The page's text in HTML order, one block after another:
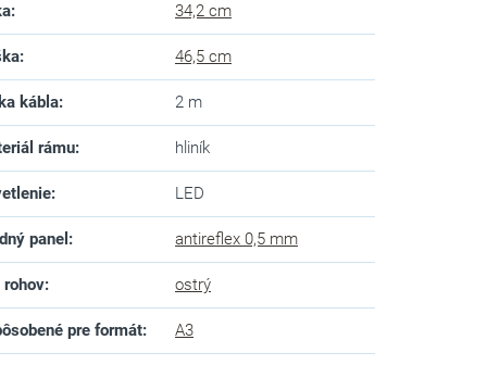
: 34,2 cm
: 46,5 cm
kábla: 2 m
rámu: hliník
: LED
panel : antireflex 0,5 mm
rohov: ostrý
pre formát: A3